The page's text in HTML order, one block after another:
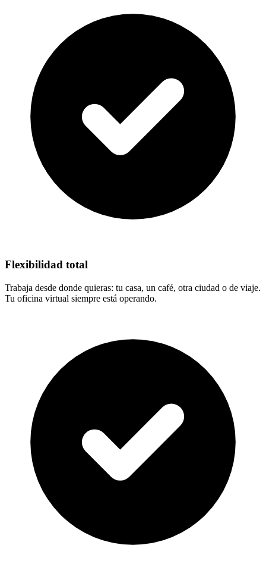
Flexibilidad total
Trabaja desde donde quieras: tu casa, un café, otra ciudad o de viaje.
Tu oficina virtual siempre está operando.